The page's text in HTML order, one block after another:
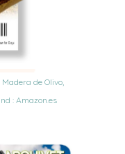
de Olivo,
: Amazon.es